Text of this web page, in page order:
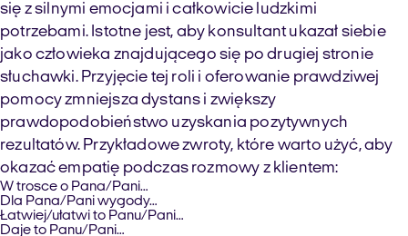
się z silnymi emocjami i całkowicie ludzkimi
potrzebami. Istotne jest, aby konsultant ukazał siebie
jako człowieka znajdującego się po drugiej stronie
słuchawki. Przyjęcie tej roli i oferowanie prawdziwej
pomocy zmniejsza dystans i zwiększy
prawdopodobieństwo uzyskania pozytywnych
rezultatów. Przykładowe zwroty, które warto użyć, aby
okazać empatię podczas rozmowy z klientem:
W trosce o Pana/Pani…
Dla Pana/Pani wygody…
Łatwiej/ułatwi to Panu/Pani…
Daje to Panu/Pani…